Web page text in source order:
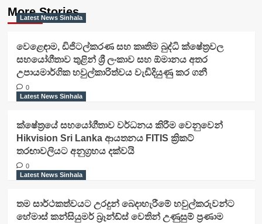
More Stories
Latest News Sinhala
වෙළෙඳාම, ඩිජිටල්කරණ සහ කෘතිම බුද්ධි ක්ෂේත්‍රවල
සහයෝගීතාව තුළින් ශ්‍රී ලංකාව සහ ඕමානය අතර
උපායමාර්ගික හවුල්කාරිත්වය වැඩිදියුණු කර ගනී
0
Latest News Sinhala
ක්ෂේත්‍රයේ සහයෝගීතාව වර්ධනය කිරීම වෙනුවෙන්
Hikvision Sri Lanka ආයතනය FITIS ක්‍රිකට්
තරඟාවලියට අනුග්‍රහය දක්වයි
0
Latest News Sinhala
තම සාර්ථකත්වයට උරදුන් බෙදාහැරීමේ හවුල්කරුවන්ට
හේමාස් කන්සියුමර් බ්‍රෑන්ඩ්ස් වෙතින් උණුසුම් ප්‍රණාම